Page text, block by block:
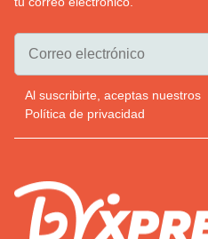
Al suscribirte, aceptas nuestros
Política de privacidad